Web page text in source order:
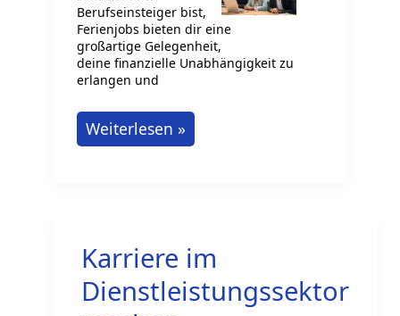
Berufseinsteiger bist,
Ferienjobs bieten dir eine
großartige Gelegenheit,
deine finanzielle Unabhängigkeit zu
erlangen und
Ferienjobs
in
Weiterlesen »
Karriere im
Dienstleistungssektor